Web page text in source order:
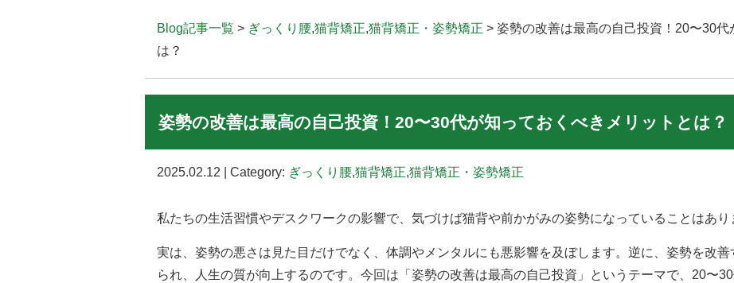
Blog記事一覧 > ぎっくり腰,猫背矯正,猫背矯正・姿勢矯正 > 姿勢の改善は最高の自己投資！20〜30代
は？
姿勢の改善は最高の自己投資！20〜30代が知っておくべきメリットとは？
2025.02.12 | Category: ぎっくり腰,猫背矯正,猫背矯正・姿勢矯正
私たちの生活習慣やデスクワークの影響で、気づけば猫背や前かがみの姿勢になっていることはあり
実は、姿勢の悪さは見た目だけでなく、体調やメンタルにも悪影響を及ぼします。逆に、姿勢を改
られ、人生の質が向上するのです。今回は「姿勢の改善は最高の自己投資」というテーマで、20〜